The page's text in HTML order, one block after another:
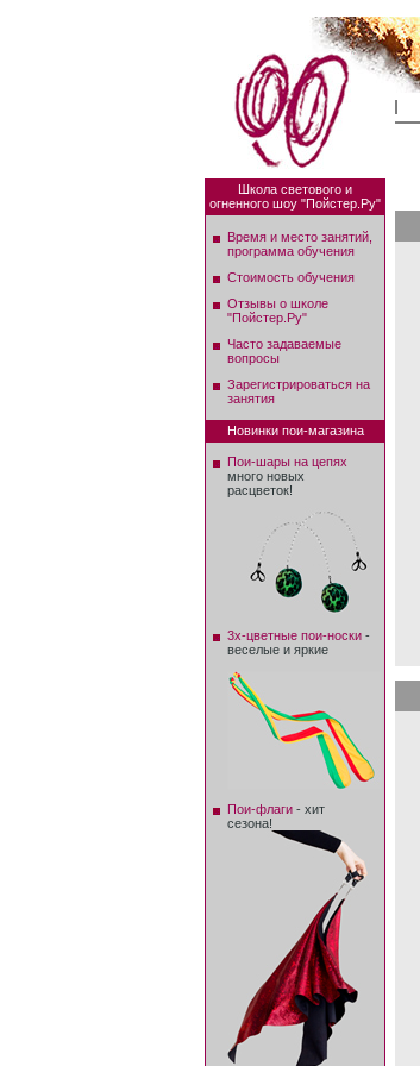
Школа светового и
огненного шоу "Пойстер.Ру"
Время и место занятий,
программа обучения
Стоимость обучения
Отзывы о школе
"Пойстер.Ру"
Часто задаваемые
вопросы
Зарегистрироваться на
занятия
Новинки пои-магазина
Пои-шары на цепях
много новых
расцветок!
3х-цветные пои-носки -
веселые и яркие
Пои-флаги - хит
сезона!